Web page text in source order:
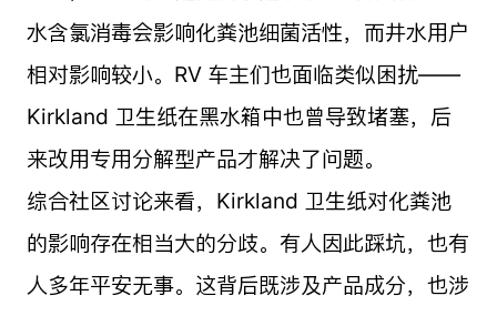
水含氯消毒会影响化粪池细菌活性，而井水用户
相对影响较小。RV 车主们也面临类似困扰——
Kirkland 卫生纸在黑水箱中也曾导致堵塞，后
来改用专用分解型产品才解决了问题。
综合社区讨论来看，Kirkland 卫生纸对化粪池
的影响存在相当大的分歧。有人因此踩坑，也有
人多年平安无事。这背后既涉及产品成分，也涉